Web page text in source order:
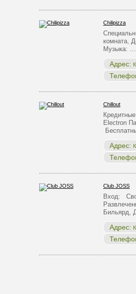
Chilipizza
комната,
Музыка: …
Адрес:
Chillout
Electron
Адрес:
Club JOSS
Вход:
Бильярд,
Адрес: